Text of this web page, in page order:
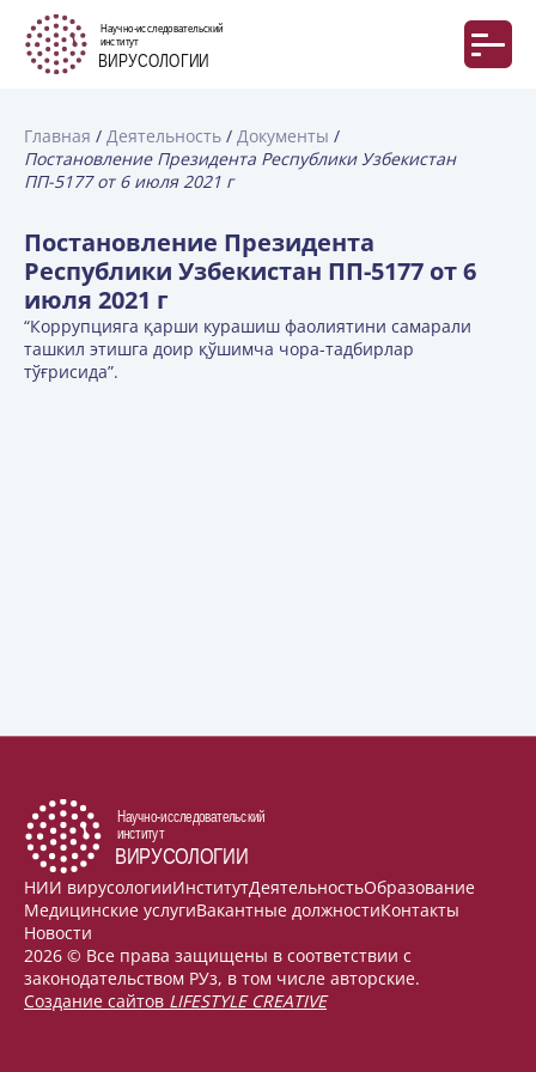
Главная Деятельность
Документы
Постановление Президента Республики Узбекистан
ПП-5177 от 6 июля 2021 г
Постановление Президента
Республики Узбекистан ПП-5177 от 6
июля 2021 г
“Коррупцияга қарши курашиш фаолиятини самарали
ташкил этишга доир қўшимча чора-тадбирлар
тўғрисида”.
НИИ вирусологииИнститутДеятельностьОбразование
Медицинские услугиВакантные должностиКонтакты
Новости
2026 © Все права защищены в соответствии с
законодательством РУз, в том числе авторские.
Создание сайтов LIFESTYLE CREATIVE